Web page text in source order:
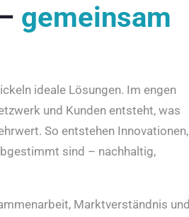
gemeinsam
ideale Lösungen. Im engen
und Kunden entsteht, was
So entstehen Innovationen,
sind – nachhaltig,
Marktverständnis und